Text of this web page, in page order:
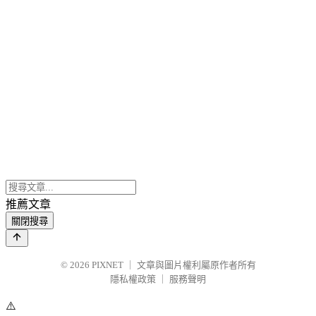
推薦文章
關閉搜尋
© 2026 PIXNET
文章與圖片權利屬原作者所有
隱私權政策
服務聲明
⚠️